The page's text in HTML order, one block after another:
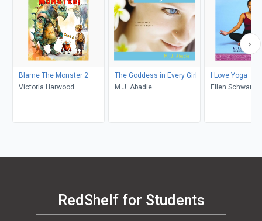
Blame The Monster 2
Victoria Harwood
The Goddess in Every Girl
M.J. Abadie
I Love Yoga
Ellen Schwartz,
RedShelf for Students